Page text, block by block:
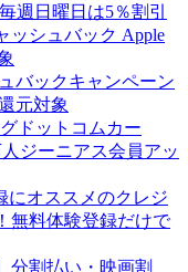
週日曜日は5％割引
ッシュバック Apple
バックキャンペーン
元対象
ドットコムカー
ジーニアス会員アッ
にオススメのクレジ
無料体験登録だけで
分割払い・映画割